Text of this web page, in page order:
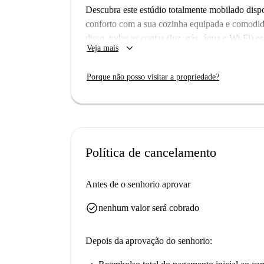
Descubra este estúdio totalmente mobilado
conforto com a sua cozinha equipada e
disso, todas as contas (luz, gás, água e Wi-Fi)
fumar nem animais de estimação, garantindo
de verificação, proporcionando-lhe uma
Localizado em Portimão, restaurantes
Veja mais keyboard_arrow_down
Porque não posso visitar a propriedade?
Política de cancelamento
Antes de o senhorio aprovar
check_circlenenhum valor será cobrado
Depois da aprovação do senhorio: